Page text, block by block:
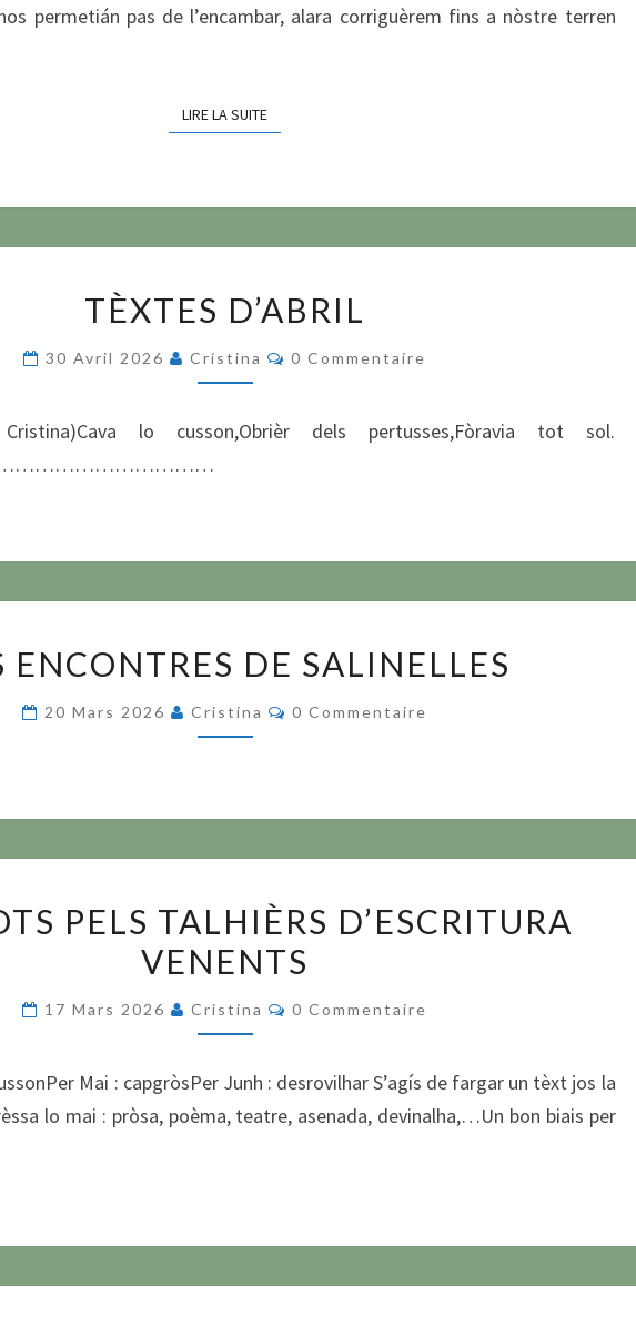
permetián pas de l’encambar, alara corriguèrem fins a nòstre terren
LIRE LA SUITELIRE LA SUITE
D’ABRIL
TÈXTES D’ABRIL
30 Avril 2026 Cristina Commentaires
0 Commentaire
lo cusson,Obrièr dels pertusses,Fòravia tot sol.
ENCONTRES
DE
SALINELLES
ENCONTRES DE SALINELLES
20 Mars 2026 Cristina Commentaires
0 Commentaire
MOTS
PELS
D’ESCRITURA
PELS TALHIÈRS D’ESCRITURA
VENENTS
17 Mars 2026 Cristina Commentaires
0 Commentaire
Mai : capgròsPer Junh : desrovilhar S’agís de fargar un tèxt jos la
lo mai : pròsa, poèma, teatre, asenada, devinalha,…Un bon biais per